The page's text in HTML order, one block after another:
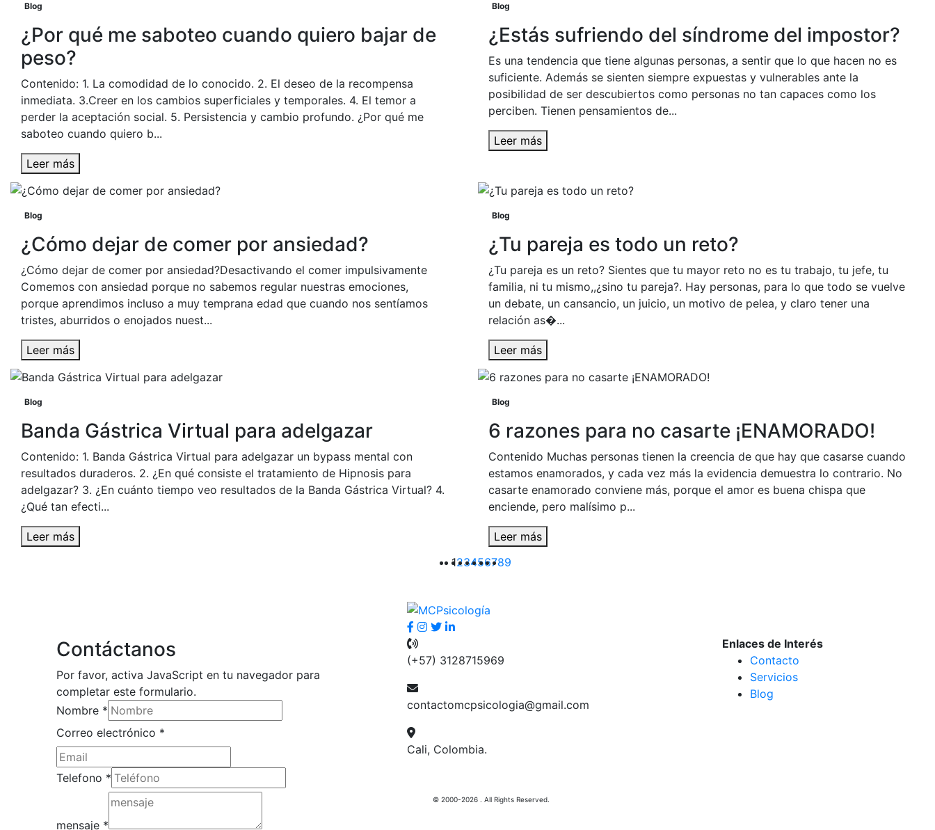
Blog
¿Por qué me saboteo cuando quiero bajar de
peso?
Contenido: 1. La comodidad de lo conocido. 2. El deseo de la recompensa
inmediata. 3.Creer en los cambios superficiales y temporales. 4. El temor a
perder la aceptación social. 5. Persistencia y cambio profundo. ¿Por qué me
saboteo cuando quiero b...
Leer más
Blog
¿Estás sufriendo del síndrome del impostor?
Es una tendencia que tiene algunas personas, a sentir que lo que hacen no es
suficiente. Además se sienten siempre expuestas y vulnerables ante la
posibilidad de ser descubiertos como personas no tan capaces como los
perciben. Tienen pensamientos de...
Leer más
Blog
¿Cómo dejar de comer por ansiedad?
¿Cómo dejar de comer por ansiedad?Desactivando el comer impulsivamente
Comemos con ansiedad porque no sabemos regular nuestras emociones,
porque aprendimos incluso a muy temprana edad que cuando nos sentíamos
tristes, aburridos o enojados nuest...
Leer más
Blog
¿Tu pareja es todo un reto?
¿Tu pareja es un reto? Sientes que tu mayor reto no es tu trabajo, tu jefe, tu
familia, ni tu mismo,,¿sino tu pareja?. Hay personas, para lo que todo se vuelve
un debate, un cansancio, un juicio, un motivo de pelea, y claro tener una
relación as�...
Leer más
Blog
Banda Gástrica Virtual para adelgazar
Contenido: 1. Banda Gástrica Virtual para adelgazar un bypass mental con
resultados duraderos. 2. ¿En qué consiste el tratamiento de Hipnosis para
adelgazar? 3. ¿En cuánto tiempo veo resultados de la Banda Gástrica Virtual? 4.
¿Qué tan efecti...
Leer más
Blog
6 razones para no casarte ¡ENAMORADO!
Contenido Muchas personas tienen la creencia de que hay que casarse cuando
estamos enamorados, y cada vez más la evidencia demuestra lo contrario. No
casarte enamorado conviene más, porque el amor es buena chispa que
enciende, pero malísimo p...
Leer más
123456789
Contáctanos
Por favor, activa JavaScript en tu navegador para
completar este formulario.
Nombre *
electrónico
Telefono
Correo
Correo electrónico *
Telefono *
mensaje *
(+57) 3128715969
contactomcpsicologia@gmail.com
Cali, Colombia.
Enlaces de Interés
Contacto
Servicios
Blog
© 2000-2026 . All Rights Reserved.